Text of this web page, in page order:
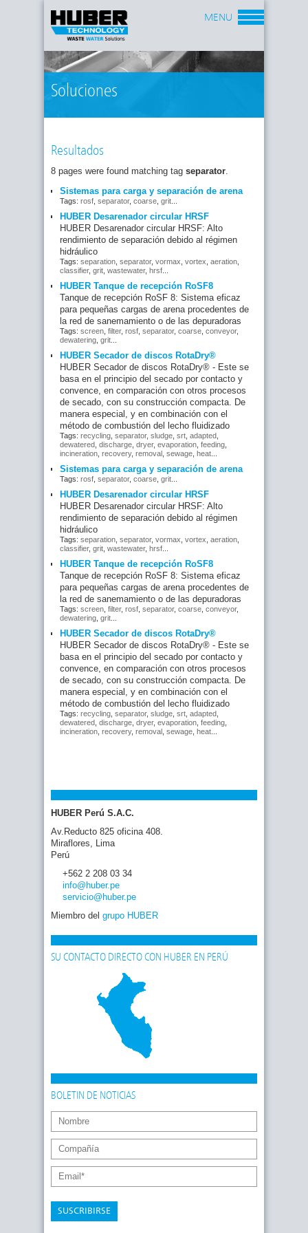
Soluciones
MENU
Resultados
8 pages were found matching tag separator.
Sistemas para carga y separación de arena
Tags: rosf separator, coarse grit
HUBER Desarenador circular HRSF
HUBER Desarenador circular HRSF: Alto
rendimiento de separación debido al régimen
hidráulico
Tags: separation separator, vormax vortex aeration
classifier, grit wastewater, hrsf
HUBER Tanque de recepción RoSF8
Tanque de recepción RoSF 8: Sistema eficaz
para pequeñas cargas de arena procedentes de
la red de sanemamiento o de las depuradoras
Tags: screen filter, rosf separator, coarse conveyor,
dewatering grit
HUBER Secador de discos RotaDry®
HUBER Secador de discos RotaDry® - Este se
basa en el principio del secado por contacto y
convence, en comparación con otros procesos
de secado, con su construcción compacta. De
manera especial, y en combinación con el
método de combustión del lecho fluidizado
Tags: recycling separator, sludge srt adapted
dewatered discharge dryer, evaporation feeding
incineration recovery, removal sewage heat
Sistemas para carga y separación de arena
Tags: rosf separator, coarse grit
HUBER Desarenador circular HRSF
HUBER Desarenador circular HRSF: Alto
rendimiento de separación debido al régimen
hidráulico
Tags: separation separator, vormax vortex aeration
classifier, grit wastewater, hrsf
HUBER Tanque de recepción RoSF8
Tanque de recepción RoSF 8: Sistema eficaz
para pequeñas cargas de arena procedentes de
la red de sanemamiento o de las depuradoras
Tags: screen filter, rosf separator, coarse conveyor,
dewatering grit
HUBER Secador de discos RotaDry®
HUBER Secador de discos RotaDry® - Este se
basa en el principio del secado por contacto y
convence, en comparación con otros procesos
de secado, con su construcción compacta. De
manera especial, y en combinación con el
método de combustión del lecho fluidizado
Tags: recycling separator, sludge srt adapted
dewatered discharge dryer, evaporation feeding
incineration recovery, removal sewage heat
HUBER Perú S.A.C.
Av.Reducto 825 oficina 408.
Miraflores, Lima
Perú
+562 2 208 03 34
info@huber.pe
servicio@huber.pe
Miembro del grupo HUBER
SU CONTACTO DIRECTO CON HUBER EN PERÚ
BOLETIN DE NOTICIAS
SUSCRIBIRSE